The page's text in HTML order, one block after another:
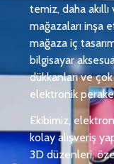
temiz, daha
mağazaları inşa
mağaza iç
bilgisayar
dükkanları ve
elektronik
Ekibimiz,
kolay alışveriş
3D düzenleri,